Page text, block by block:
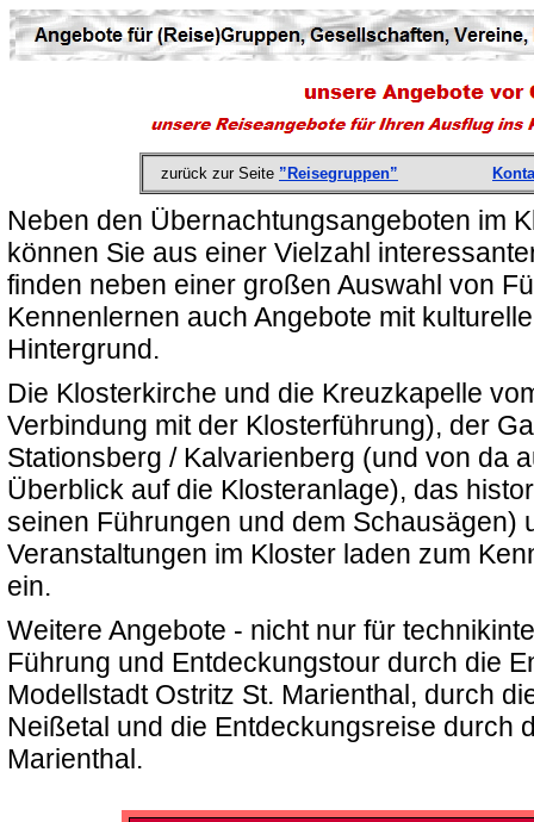
zurück zur Seite ”Reisegruppen”
Neben den Übernachtungsangeboten im
können Sie aus einer Vielzahl
finden neben einer großen Auswahl von
Kennenlernen auch Angebote mit
Hintergrund.
Die Klosterkirche und die Kreuzkapelle
Verbindung mit der Klosterführung), der
Stationsberg / Kalvarienberg (und von da
Überblick auf die Klosteranlage), das
seinen Führungen und dem Schausägen)
Veranstaltungen im Kloster laden zum
ein.
Weitere Angebote - nicht nur für
Führung und Entdeckungstour durch die
Modellstadt Ostritz St. Marienthal, durch
Neißetal und die Entdeckungsreise durch
Marienthal.